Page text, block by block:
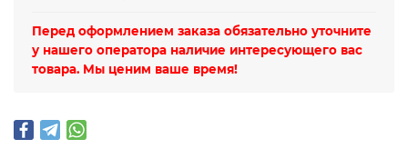
Перед оформлением заказа обязательно уточните
у нашего оператора наличие интересующего вас
товара. Мы ценим ваше время!